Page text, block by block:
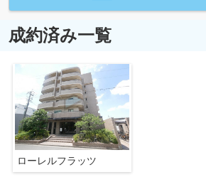
成約済み一覧
ローレルフラッツ